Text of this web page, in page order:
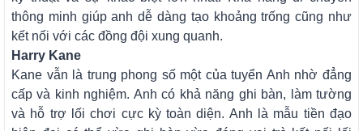
thông minh giúp anh dễ dàng tạo khoảng trống cũng như
kết nối với các đồng đội xung quanh.
Harry Kane
Kane vẫn là trung phong số một của tuyển Anh nhờ đẳng
cấp và kinh nghiệm. Anh có khả năng ghi bàn, làm tường
và hỗ trợ lối chơi cực kỳ toàn diện. Anh là mẫu tiền đạo